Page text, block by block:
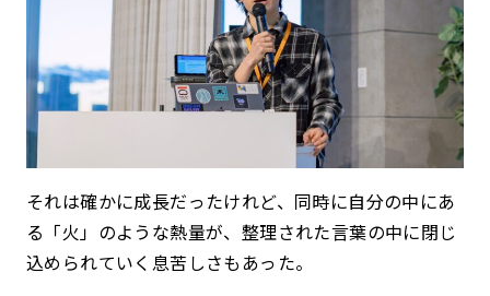
それは確かに成長だったけれど、同時に自分の中にあ
る「火」のような熱量が、整理された言葉の中に閉じ
込められていく息苦しさもあった。